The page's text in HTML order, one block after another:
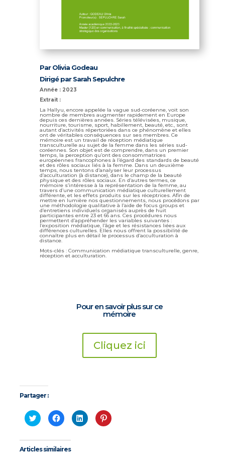
Par Olivia Godeau
Dirigé par Sarah Sepulchre
Année : 2023
Extrait :
La Hallyu, encore appelée la vague sud-coréenne, voit son
nombre de membres augmenter rapidement en Europe
depuis ces dernières années. Séries télévisées, musique,
nourriture, tourisme, sport, habillement, beauté, etc., sont
autant d’activités répertoriées dans ce phénomène et elles
ont de véritables conséquences sur ses membres. Ce
mémoire est un travail de réception médiatique
transculturelle au sujet de la femme dans les séries sud-
coréennes. Son objet est de comprendre, dans un premier
temps, la perception qu’ont des consommatrices
européennes francophones à l’égard des standards de beauté
et des rôles sociaux liés à la femme. Dans un deuxième
temps, nous tentons d’analyser leur processus
d’acculturation (à distance), dans le champ de la beauté
physique et des rôles sociaux. En d’autres termes, ce
mémoire s’intéresse à la représentation de la femme, au
travers d’une communication médiatique culturellement
différente, et les effets produits sur les réceptrices. Afin de
mettre en lumière nos questionnements, nous procédons par
une méthodologie qualitative à l’aide de focus groups et
d’entretiens individuels organisés auprès de huit
participantes entre 23 et 66 ans. Ces procédures nous
permettent d’appréhender les variables suivantes :
l’exposition médiatique, l’âge et les résistances liées aux
différences culturelles. Elles nous offrent la possibilité de
connaître plus en détail le processus d’acculturation à
distance.
Mots-clés : Communication médiatique transculturelle, genre,
réception et acculturation.
Pour en savoir plus sur ce
mémoire
Cliquez ici
Partager :
Cliquez
pour
partager
Twitter(ouvre
dans
une
Cliquez
pour
partager
Facebook(ouvre
dans
une
Cliquez
pour
partager
Cliquez
pour
Articles similaires